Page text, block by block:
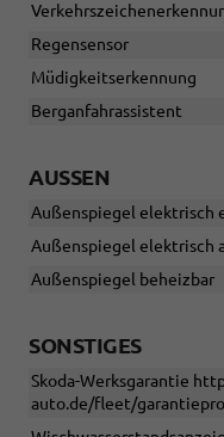
Regensensor
Müdigkeitserkennung
Berganfahrassistent
AUSSEN
Außenspiegel elektrisch
Außenspiegel elektrisch
Außenspiegel beheizbar
SONSTIGES
Skoda-Werksgarantie
auto.de/fleet/